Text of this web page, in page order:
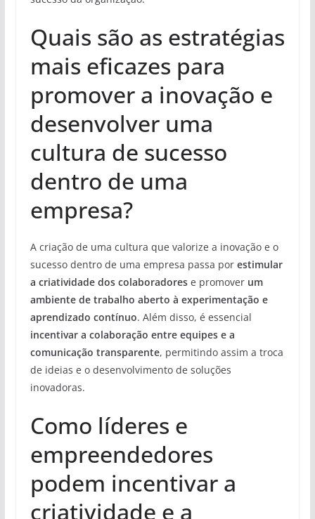
Quais são as estratégias
mais eficazes para
promover a inovação e
desenvolver uma
cultura de sucesso
dentro de uma
empresa?
A criação de uma cultura que valorize a inovação e o
sucesso dentro de uma empresa passa por estimular
a criatividade dos colaboradorese promover um
ambiente de trabalho aberto à experimentação e
aprendizado contínuo. Além disso, é essencial
incentivar a colaboração entre equipes e a
comunicação transparente, permitindo assim a troca
de ideias e o desenvolvimento de soluções
inovadoras.
Como líderes e
empreendedores
podem incentivar a
criatividade e a